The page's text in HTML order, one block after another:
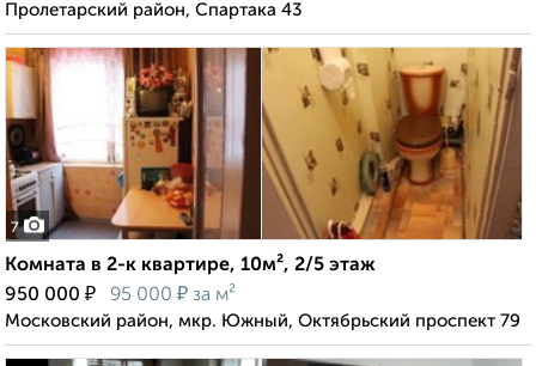
Пролетарский район, Спартака 43
7
Комната в 2-к квартире, 10м², 2/5 этаж
950 000 ₽ 95 000 ₽ за м²
Московский район, мкр. Южный, Октябрьский проспект 79